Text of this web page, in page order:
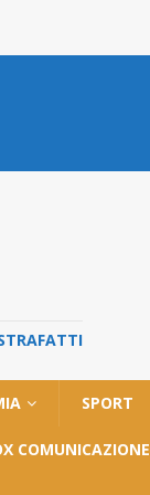
SPORT
COMUNICAZIONE